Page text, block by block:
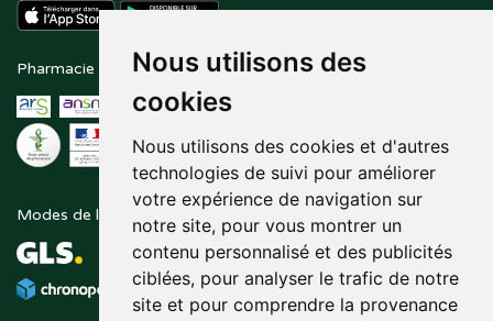
Nous utilisons des
cookies
Nous utilisons des cookies et d'autres
technologies de suivi pour améliorer
votre expérience de navigation sur
notre site, pour vous montrer un
contenu personnalisé et des publicités
ciblées, pour analyser le trafic de notre
site et pour comprendre la provenance
Pharmacie en ligne agréée Paiement sécurisé
Modes de livraison Suivez-nous sur